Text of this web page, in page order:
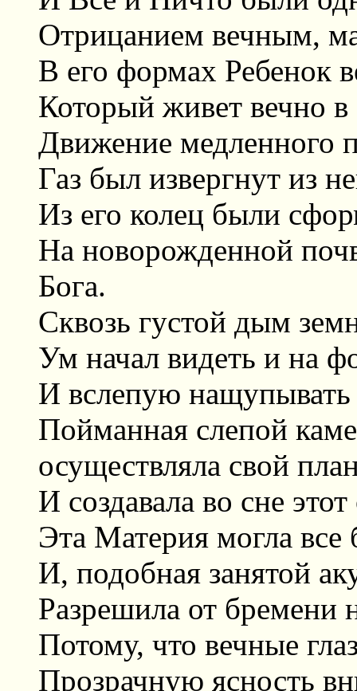
Отрицанием вечным,
В его формах Ребенок
Который живет вечно
Движение медленного
Газ был извергнут из
Из его колец были
На новорожденной
Бога.
Сквозь густой дым
Ум начал видеть и на
И вслепую
Пойманная слепой
осуществляла свой
И создавала во сне
Эта Материя могла
И, подобная занятой
Разрешила от бремени
Потому, что вечные
Прозрачную ясность